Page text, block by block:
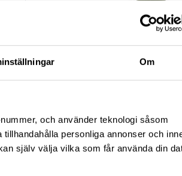
Om
och använder teknologi såsom
personliga annonser och
själv välja vilka som får använda din
HAY
Palissade nackkudde för solsäng